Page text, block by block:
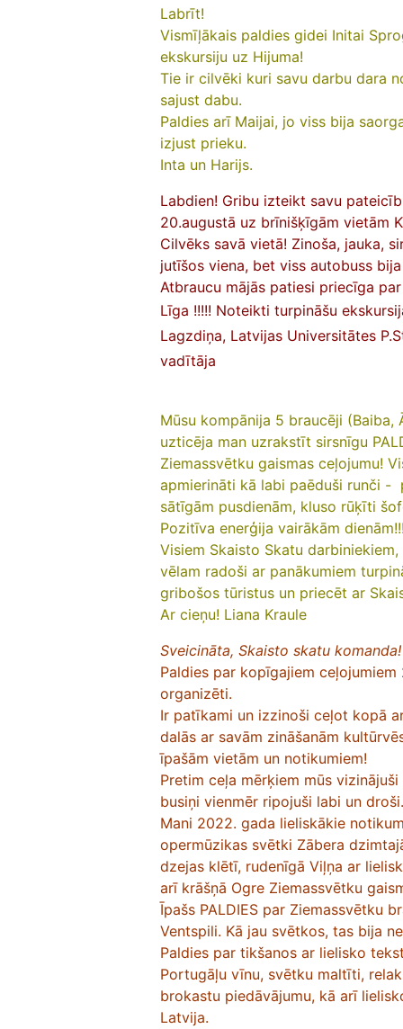
Labrīt!
Vismīļākais paldies gidei Initai
ekskursiju uz Hijuma!
Tie ir cilvēki kuri savu darbu dara
sajust dabu.
Paldies arī Maijai, jo viss bija
izjust prieku.
Inta un Harijs.
Labdien! Gribu izteikt savu
20.augustā uz brīnišķīgām vietām
Cilvēks savā vietā! Zinoša, jauka,
jutīšos viena, bet viss autobuss
Atbraucu mājās patiesi priecīga
Līga !!!!! Noteikti turpināšu
Lagzdiņa, Latvijas Universitātes
vadītāja
Mūsu kompānija 5 braucēji (Baiba,
uzticēja man uzrakstīt sirsnīgu
Ziemassvētku gaismas ceļojumu!
apmierināti kā labi paēduši runči -
sātīgām pusdienām, kluso rūķīti
Pozitīva enerģija
Visiem Skaisto Skatu
vēlam radoši ar panākumiem
gribošos tūristus un priecēt ar
Ar cieņu! Liana Kraule
Sveicināta, Skaisto skatu komanda!
Paldies par kopīgajiem
organizēti.
Ir patīkami un izzinoši ceļot kopā
dalās ar savām zināšanām
īpašām vietām un notikumiem!
Pretim ceļa mērķiem mūs
busiņi vienmēr ripojuši labi un
Mani 2022. gada lieliskākie
opermūzikas svētki Zābera
dzejas klētī, rudenīgā Viļņa ar
arī krāšņā Ogre Ziemassvētku
Īpašs PALDIES par Ziemassvētku
Ventspili. Kā jau svētkos, tas bija
Paldies par tikšanos ar lielisko
Portugāļu vīnu, svētku maltīti,
brokastu piedāvājumu, kā arī
Latvija.